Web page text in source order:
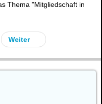
Thema "Mitgliedschaft in
Weiter